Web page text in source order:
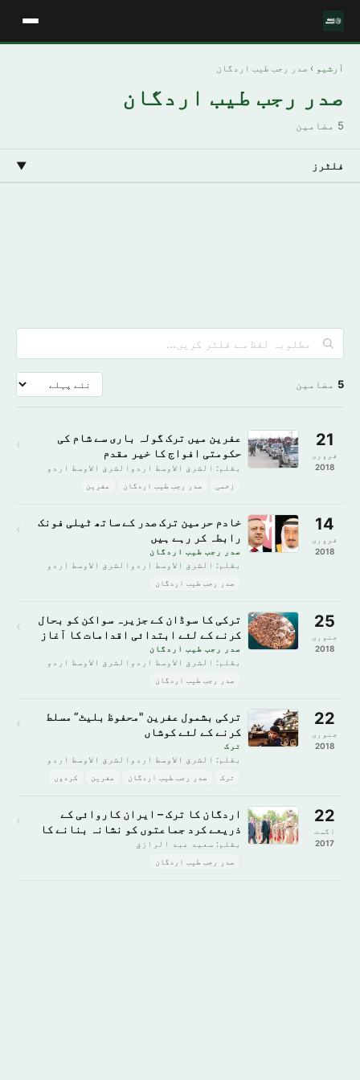
آرشیو › صدر رجب طیب اردگان
صدر رجب طیب اردگان
5 مضامین
فلٹرز ▼
5 مضامین
21
فروری
2018
عفرین میں ترک گولہ باری سے شام کی
حکومتی افواج کا خیر مقدم
بقلم: الشرق الاوسط اردوالشرق الاوسط اردو
زخمی صدر رجب طیب اردگان عفرین
›
14
فروری
2018
خادم حرمین ترک صدر کے ساتھ ٹیلی فونک
رابطہ کر رہے ہیں
صدر رجب طیب اردگان
بقلم: الشرق الاوسط اردوالشرق الاوسط اردو
صدر رجب طیب اردگان
›
25
جنوری
2018
ترکی کا سوڈان کے جزیرہ سواکن کو بحال
کرنے کے لئے ابتدائی اقدامات کا آغاز
صدر رجب طیب اردگان
بقلم: الشرق الاوسط اردوالشرق الاوسط اردو
صدر رجب طیب اردگان
›
22
جنوری
2018
ترکی بشمول عفرین "محفوظ بلیٹ” مسلط
کرنے کے لئے کوشاں
ترک
بقلم: الشرق الاوسط اردوالشرق الاوسط اردو
ترک صدر رجب طیب اردگان عفرین کردوں
›
22
اگست
2017
اردگان کا ترک – ایران کاروائی کے
ذریعے کرد جماعتوں کو نشانہ بنانے کا
ارادہ
بقلم: سعيد عبد الرازق
صدر رجب طیب اردگان
›